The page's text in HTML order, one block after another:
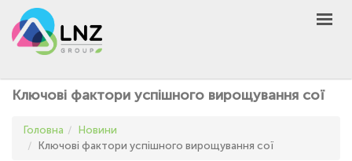
GROUP
AGRO
PRODUCT
Ключові фактори успішного вирощування сої
Головна
Новини
Ключові фактори успішного вирощування сої